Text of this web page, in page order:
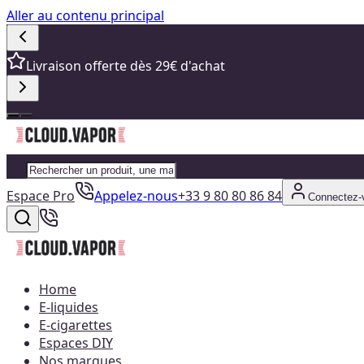
Aller au contenu principal
Livraison offerte dès 29€ d'achat
Espace Pro Appelez-nous+33 9 80 80 86 84 Connectez-
Home
E-liquides
E-cigarettes
Espaces DIY